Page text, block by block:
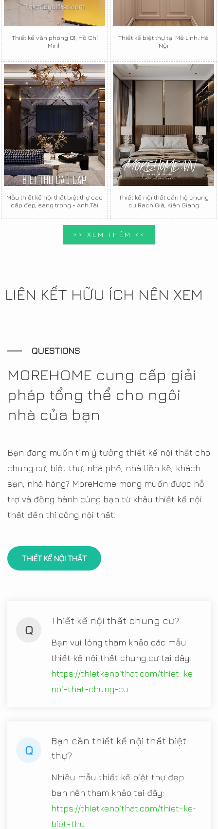
Thiết kế văn phòng Q1, Hồ Chí
Minh
Thiết kế biệt thự tại Mê Linh, Hà
Nội
Mẫu thiết kế nội thất biệt thự cao
cấp đẹp, sang trọng - Anh Tài
Thiết kế nội thất căn hộ chung
cư Rạch Giá, Kiên Giang
>> XEM THÊM <<
LIÊN KẾT HỮU ÍCH NÊN XEM
QUESTIONS
MOREHOME cung cấp giải
pháp tổng thể cho ngôi
nhà của bạn
Bạn đang muốn tìm ý tưởng thiết kế nội thất cho
chung cư, biệt thự, nhà phố, nhà liền kề, khách
sạn, nhà hàng? MoreHome mong muốn được hỗ
trợ và đồng hành cùng bạn từ khâu thiết kế nội
thất đến thi công nội thất.
THIẾT KẾ NỘI THẤT
Q
Thiết kế nội thất chung cư?
Bạn vui lòng tham khảo các mẫu
thiết kế nội thất chung cư tại đây:
https://thietkenoithat.com/thiet-ke-
noi-that-chung-cu
Q
Bạn cần thiết kế nội thất biệt
thự?
Nhiều mẫu thiết kế biệt thự đẹp
bạn nên tham khảo tại đây:
https://thietkenoithat.com/thiet-ke-
biet-thu